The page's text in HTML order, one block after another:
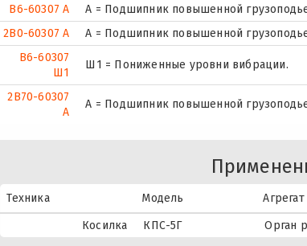
В6-60307 А
А = Подшипник повышенной
2В0-60307 А
А = Подшипник повышенной
В6-60307
Ш1
Ш1 = Пониженные уровни вибрации.
2В70-60307
А
А = Подшипник повышенной
Техника Модель
Агрегат
Косилка
КПС-5Г Орган